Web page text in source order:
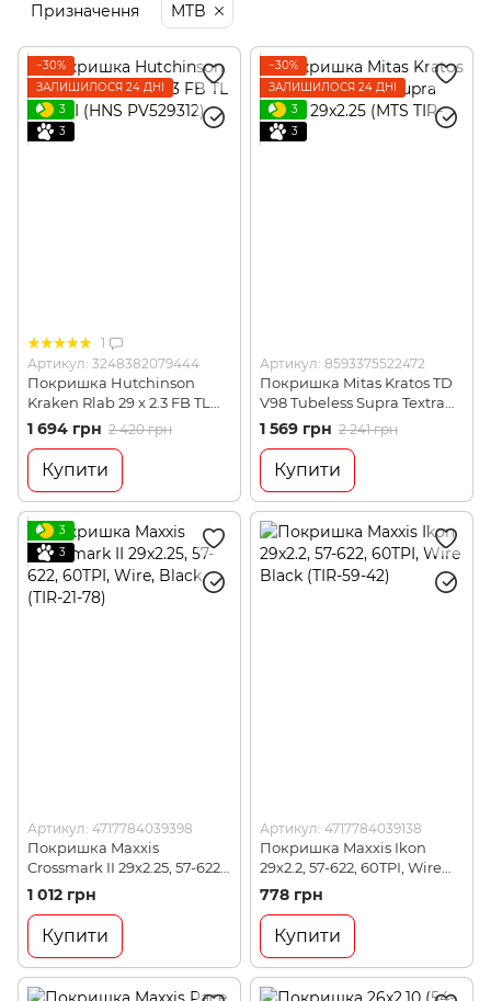
Призначення MTB
−30%
ЗАЛИШИЛОСЯ 24 ДНІ
3
3
1
Артикул: 3248382079444
Покришка Hutchinson
Kraken Rlab 29 x 2.3 FB TL
127 TPI (HNS PV529312)
1 694 грн 2 420 грн
Купити
−30%
ЗАЛИШИЛОСЯ 24 ДНІ
3
3
Артикул: 8593375522472
Покришка Mitas Kratos TD
V98 Tubeless Supra Textra
29x2.25 (MTS TIR-26-87)
1 569 грн 2 241 грн
Купити
3
3
Артикул: 4717784039398
Покришка Maxxis
Crossmark II 29x2.25, 57-622,
60TPI, Wire, Black (TIR-21-78)
1 012 грн
Купити
Артикул: 4717784039138
Покришка Maxxis Ikon
29x2.2, 57-622, 60TPI, Wire
Black (TIR-59-42)
778 грн
Купити